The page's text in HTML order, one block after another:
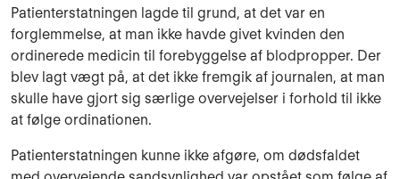
Patienterstatningen lagde til grund, at det var en
forglemmelse, at man ikke havde givet kvinden den
ordinerede medicin til forebyggelse af blodpropper. Der
blev lagt vægt på, at det ikke fremgik af journalen, at man
skulle have gjort sig særlige overvejelser i forhold til ikke
at følge ordinationen.
Patienterstatningen kunne ikke afgøre, om dødsfaldet